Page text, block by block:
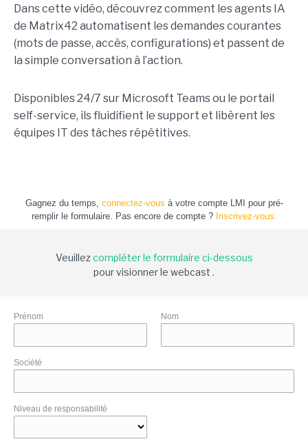
Dans cette vidéo, découvrez comment les agents IA
de Matrix42 automatisent les demandes courantes
(mots de passe, accès, configurations) et passent de
la simple conversation à l’action.
Disponibles 24/7 sur Microsoft Teams ou le portail
self-service, ils fluidifient le support et libèrent les
équipes IT des tâches répétitives.
Gagnez du temps, connectez-vous à votre compte LMI pour pré-
remplir le formulaire. Pas encore de compte ? Inscrivez-vous.
Veuillezcompléter le formulaire ci-dessous
pour visionner le webcast .
Prénom Nom
Société
Niveau de responsabilité